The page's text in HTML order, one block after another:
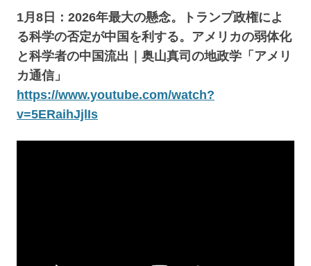
1月8日：2026年最大の懸念。トランプ政権によ
る科学の否定が中国を利する。アメリカの弱体化
と科学者の中国流出｜奥山真司の地政学「アメリ
カ通信」
https://www.youtube.com/watch?
v=5ERaihJjlIs